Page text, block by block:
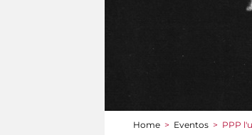
Home > Eventos > PPP